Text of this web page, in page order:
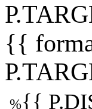
{{
%{{